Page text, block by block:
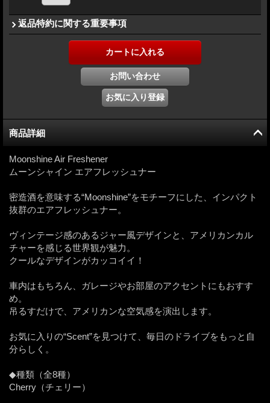
返品特約に関する重要事項
商品詳細
Moonshine Air Freshener
ムーンシャイン エアフレッシュナー
密造酒を意味する“Moonshine”をモチーフにした、インパクト
抜群のエアフレッシュナー。
ヴィンテージ感のあるジャー風デザインと、アメリカンカル
チャーを感じる世界観が魅力。
クールなデザインがカッコイイ！
車内はもちろん、ガレージやお部屋のアクセントにもおすす
め。
吊るすだけで、アメリカンな空気感を演出します。
お気に入りの“Scent”を見つけて、毎日のドライブをもっと自
分らしく。
◆種類（全8種）
Cherry（チェリー）